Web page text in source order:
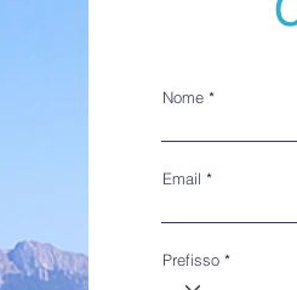
Nome
Email
Prefisso